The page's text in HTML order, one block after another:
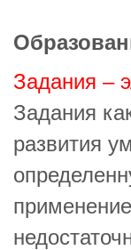
Задания –
Задания
развития